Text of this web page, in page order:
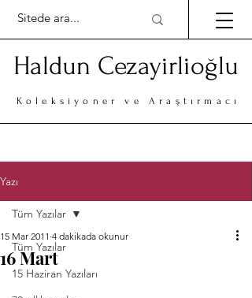
Haldun Cezayirlioğlu
Koleksiyoner ve Araştırmacı
Yazı
Tüm Yazılar
15 Haziran Yazıları
Tüm Yazılar
16 Mart
15 Mar 2011 4 dakikada okunur